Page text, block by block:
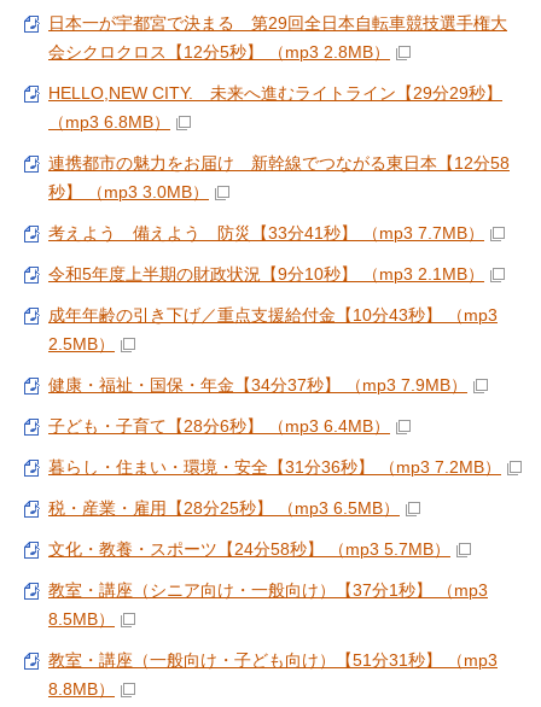
日本一が宇都宮で決まる 第29回全日本自転車競技選手権大
会シクロクロス【12分5秒】 （mp3 2.8MB）
HELLO,NEW CITY. 未来へ進むライトライン【29分29秒】
（mp3 6.8MB）
連携都市の魅力をお届け 新幹線でつながる東日本【12分58
秒】 （mp3 3.0MB）
考えよう 備えよう 防災【33分41秒】 （mp3 7.7MB）
令和5年度上半期の財政状況【9分10秒】 （mp3 2.1MB）
成年年齢の引き下げ／重点支援給付金【10分43秒】 （mp3
2.5MB）
健康・福祉・国保・年金【34分37秒】 （mp3 7.9MB）
子ども・子育て【28分6秒】 （mp3 6.4MB）
暮らし・住まい・環境・安全【31分36秒】 （mp3 7.2MB）
税・産業・雇用【28分25秒】 （mp3 6.5MB）
文化・教養・スポーツ【24分58秒】 （mp3 5.7MB）
教室・講座（シニア向け・一般向け）【37分1秒】 （mp3
8.5MB）
教室・講座（一般向け・子ども向け）【51分31秒】 （mp3
8.8MB）